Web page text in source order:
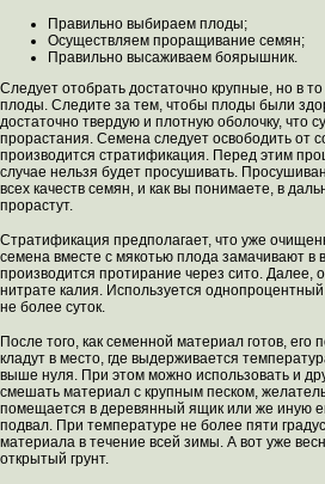
Правильно выбираем плоды;
Осуществляем проращивание семян;
Правильно высаживаем боярышник.
Следует отобрать достаточно крупные, но в
плоды. Следите за тем, чтобы плоды были
достаточно твердую и плотную оболочку, что
прорастания. Семена следует освободить от
производится стратификация. Перед этим
случае нельзя будет просушивать.
всех качеств семян, и как вы понимаете, в
прорастут.
Стратификация предполагает, что уже
семена вместе с мякотью плода замачивают в
производится протирание через сито. Далее,
нитрате калия. Используется
не более суток.
После того, как семенной материал готов,
кладут в место, где выдерживается
выше нуля. При этом можно использовать и
смешать материал с крупным песком,
помещается в деревянный ящик или же иную
подвал. При температуре не более пяти
материала в течение всей зимы. А вот уже
открытый грунт.